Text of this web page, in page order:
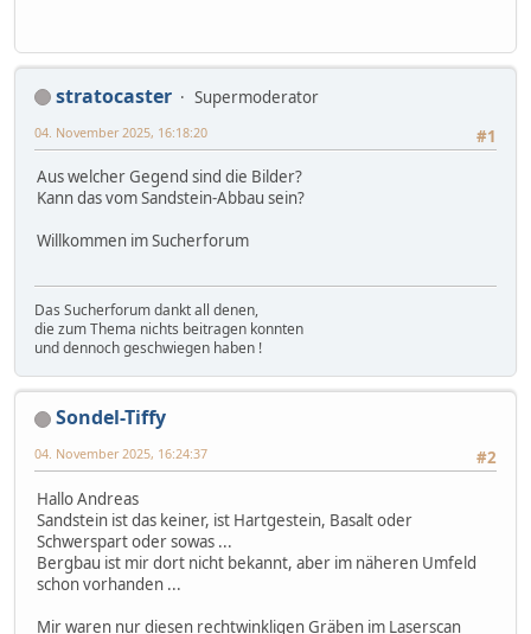
stratocaster
Supermoderator
#1
04. November 2025, 16:18:20
Aus welcher Gegend sind die Bilder?
Kann das vom Sandstein-Abbau sein?
Willkommen im Sucherforum
Das Sucherforum dankt all denen,
die zum Thema nichts beitragen konnten
und dennoch geschwiegen haben !
Sondel-Tiffy
#2
04. November 2025, 16:24:37
Hallo Andreas
Sandstein ist das keiner, ist Hartgestein, Basalt oder
Schwerspart oder sowas ...
Bergbau ist mir dort nicht bekannt, aber im näheren Umfeld
schon vorhanden ...
Mir waren nur diesen rechtwinkligen Gräben im Laserscan